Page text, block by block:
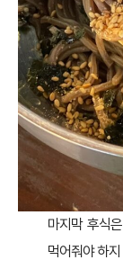
마지막 후식
먹어줘야 하